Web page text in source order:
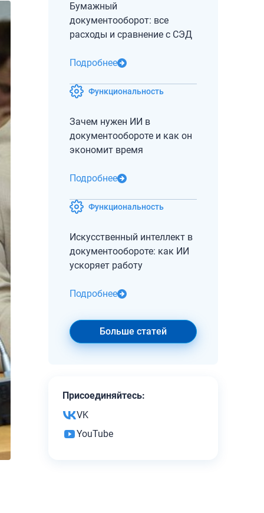
Бумажный
документооборот: все
расходы и сравнение с СЭД
Подробнее
Функциональность
Зачем нужен ИИ в
документообороте и как он
экономит время
Подробнее
Функциональность
Искусственный интеллект в
документообороте: как ИИ
ускоряет работу
Подробнее
Больше статей
Присоединяйтесь:
VK
YouTube